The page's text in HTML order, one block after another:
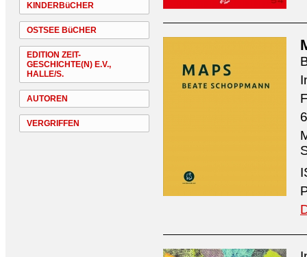
KINDERBüCHER
OSTSEE BüCHER
EDITION ZEIT-
GESCHICHTE(N) E.V.,
HALLE/S.
AUTOREN
VERGRIFFEN